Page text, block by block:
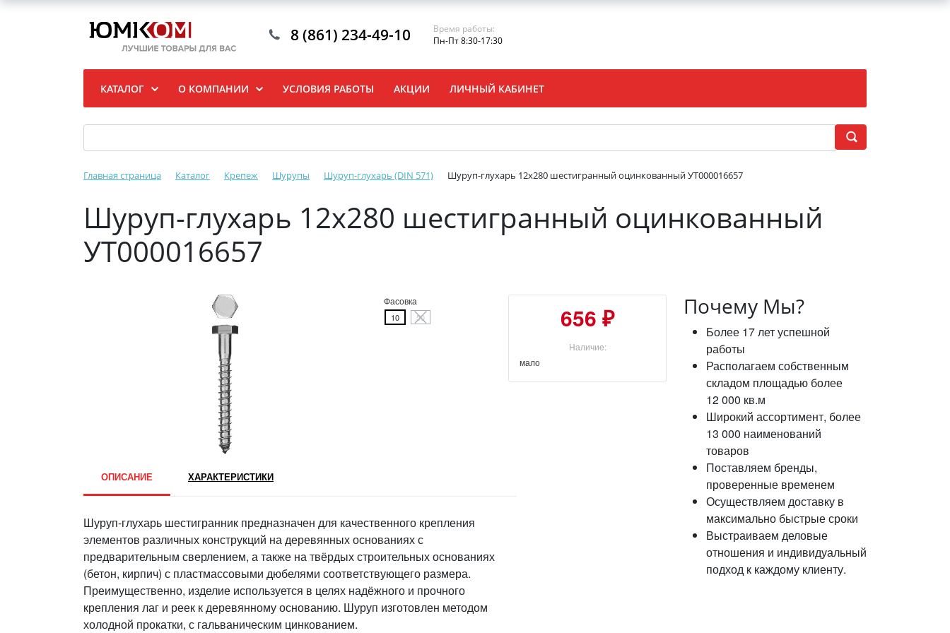
8 (861) 234-49-10
Время работы:
Пн-Пт 8:30-17:30
КАТАЛОГ О КОМПАНИИ УСЛОВИЯ РАБОТЫ АКЦИИ ЛИЧНЫЙ КАБИНЕТ
Главная страница Каталог Крепеж Шурупы Шуруп-глухарь (DIN 571) Шуруп-глухарь 12х280 шестигранный оцинкованный УТ000016657
Шуруп-глухарь 12х280 шестигранный оцинкованный
УТ000016657
Фасовка
10 50 656 ₽
Наличие:
мало
ОПИСАНИЕ ХАРАКТЕРИСТИКИ
Шуруп-глухарь шестигранник предназначен для качественного крепления
элементов различных конструкций на деревянных основаниях с
предварительным сверлением, а также на твёрдых строительных основаниях
(бетон, кирпич) с пластмассовыми дюбелями соответствующего размера.
Преимущественно, изделие используется в целях надёжного и прочного
крепления лаг и реек к деревянному основанию. Шуруп изготовлен методом
холодной прокатки, с гальваническим цинкованием.
Почему Мы?
Более 17 лет успешной
работы
Располагаем собственным
складом площадью более
12 000 кв.м
Широкий ассортимент, более
13 000 наименований
товаров
Поставляем бренды,
проверенные временем
Осуществляем доставку в
максимально быстрые сроки
Выстраиваем деловые
отношения и индивидуальный
подход к каждому клиенту.